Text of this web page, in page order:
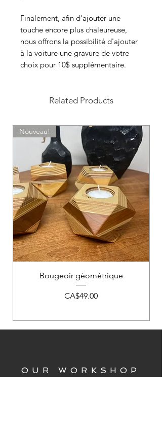
Finalement, afin d'ajouter une
touche encore plus chaleureuse,
nous offrons la possibilité d'ajouter
à la voiture une gravure de votre
choix pour 10$ supplémentaire.
Related Products
Nouveau!
Bougeoir géométrique
Price
CA$49.00
OUR WORKSHOP